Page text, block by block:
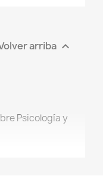
arriba 
Psicología y